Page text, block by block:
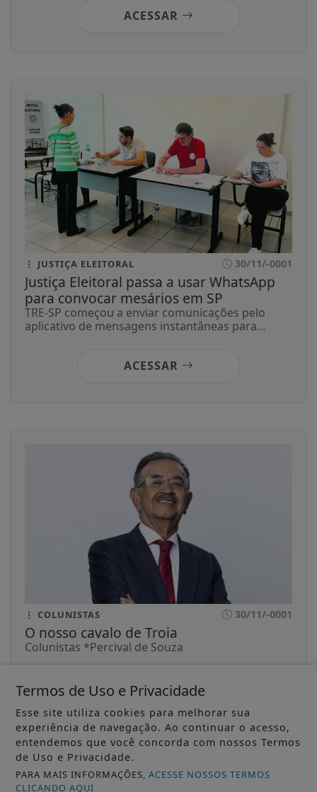
ACESSAR
JUSTIÇA ELEITORAL 30/11/-0001
Justiça Eleitoral passa a usar WhatsApp
para convocar mesários em SP
TRE-SP começou a enviar comunicações pelo
aplicativo de mensagens instantâneas para...
ACESSAR
COLUNISTAS 30/11/-0001
O nosso cavalo de Troia
Colunistas *Percival de Souza
ACESSAR
Termos de Uso e Privacidade
Esse site utiliza cookies para melhorar sua
experiência de navegação. Ao continuar o acesso,
entendemos que você concorda com nossos Termos
de Uso e Privacidade.
PARA MAIS INFORMAÇÕES,ACESSE NOSSOS TERMOS
CLICANDO AQUI